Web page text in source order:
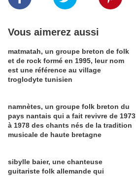
Vous aimerez aussi
matmatah, un groupe breton de folk
et de rock formé en 1995, leur nom
est une référence au village
troglodyte tunisien
namnètes, un groupe folk breton du
pays nantais qui a fait revivre de 1973
à 1978 des chants nés de la tradition
musicale de haute bretagne
sibylle baier, une chanteuse
guitariste folk allemande qui